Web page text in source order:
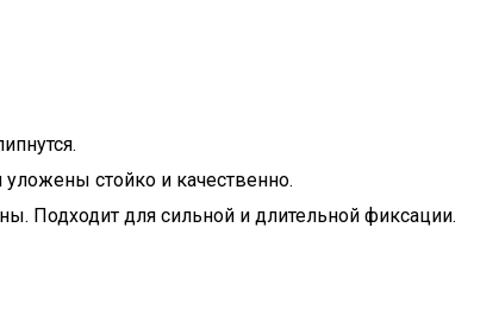
стойко и качественно.
Подходит для сильной и длительной фиксации.